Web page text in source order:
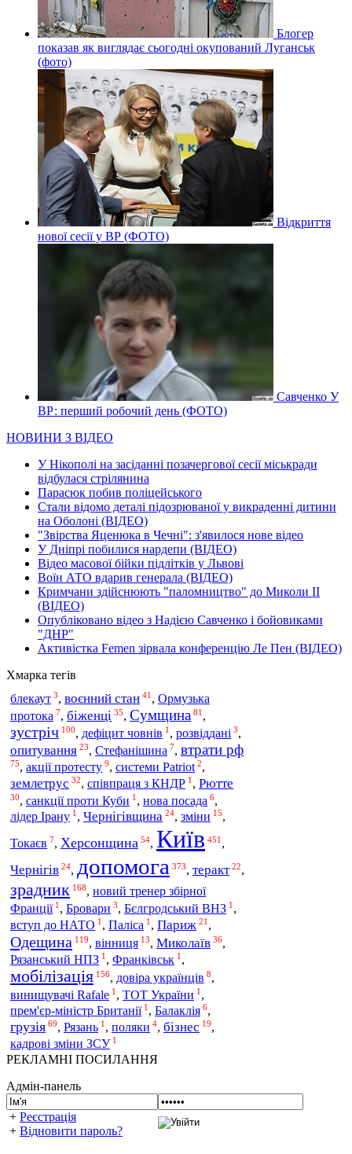
Блогер
показав як виглядає сьогодні окупований Луганськ
(фото)
Відкриття
нової сесії у ВР (ФОТО)
Савченко У
ВР: перший робочий день (ФОТО)
НОВИНИ З ВІДЕО
У Нікополі на засіданні позачергової сесії міськради
відбулася стрілянина
Парасюк побив поліцейського
Стали відомо деталі підозрюваної у викраденні дитини
на Оболоні (ВІДЕО)
"Звірства Яценюка в Чечні": з'явилося нове відео
У Дніпрі побилися нардепи (ВІДЕО)
Відео масової бійки підлітків у Львові
Воїн АТО вдарив генерала (ВІДЕО)
Кримчани здійснюють "паломництво" до Миколи ІІ
(ВІДЕО)
Опубліковано відео з Надією Савченко і бойовиками
"ДНР"
Активістка Femen зірвала конференцію Ле Пен (ВІДЕО)
Хмарка тегів
блекаут 3, воєнний стан 41 , Ормузька
протока 7, біженці 35, Сумщина 81 ,
зустріч 100, дефіцит човнів 1 , розвіддані 3,
опитування 23, Стефанішина 7, втрати рф
75, акції протесту 9, системи Patriot 2,
землетрус 32, співпраця з КНДР 1 , Рютте
30, санкції проти Куби 1 , нова посада 6,
лідер Ірану 1 , Чернігівщина 24, зміни 15,
Токаєв 7, Херсонщина 54, Київ 451 ,
Чернігів 24, допомога 373, теракт 22,
зрадник 168, новий тренер збірної
Франції 1 , Бровари 3, Бєлгродський ВНЗ 1 ,
вступ до НАТО 1 , Паліса 1 , Париж 21 ,
Одещина 119, вінниця 13, Миколаїв 36,
Рязанський НПЗ 1 , Франківськ 1 ,
мобілізація 156, довіра українців 8,
винищувачі Rafale 1 , ТОТ України 1 ,
прем'єр-міністр Британії 1, Балаклія 6,
грузія 69, Рязань 1 , поляки 4, бізнес 19,
кадрові зміни ЗСУ 1
РЕКЛАМНІ ПОСИЛАННЯ
Адмін-панель
+ Реєстрація
+ Відновити пароль?